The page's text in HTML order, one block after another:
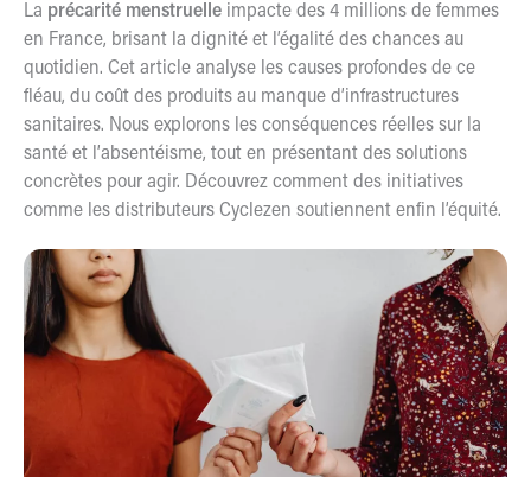
La précarité menstruelle impacte des 4 millions de femmes
en France, brisant la dignité et l’égalité des chances au
quotidien. Cet article analyse les causes profondes de ce
fléau, du coût des produits au manque d’infrastructures
sanitaires. Nous explorons les conséquences réelles sur la
santé et l’absentéisme, tout en présentant des solutions
concrètes pour agir. Découvrez comment des initiatives
comme les distributeurs Cyclezen soutiennent enfin l’équité.